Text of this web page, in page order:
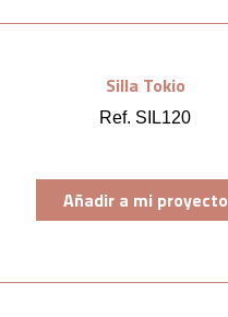
Silla Tokio
Ref. SIL120
Añadir a mi proyecto